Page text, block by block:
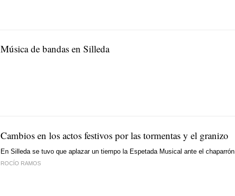
Música de bandas en Silleda
Cambios en los actos festivos por las tormentas y el granizo
En Silleda se tuvo que aplazar un tiempo la Espetada Musical ante el chaparrón
ROCÍO RAMOS